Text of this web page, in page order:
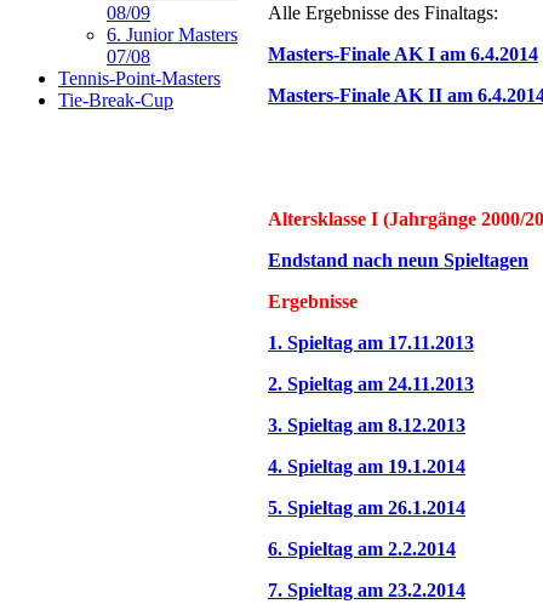
08/09
6. Junior Masters
07/08
Tennis-Point-Masters
Tie-Break-Cup
Alle Ergebnisse des Finaltags:
Masters-Finale AK I am 6.4.2014
Masters-Finale AK II am
Altersklasse I (Jahrgänge 2000/
Endstand nach neun Spieltagen
Ergebnisse
1. Spieltag am 17.11.2013
2. Spieltag am 24.11.2013
3. Spieltag am 8.12.2013
4. Spieltag am 19.1.2014
5. Spieltag am 26.1.2014
6. Spieltag am 2.2.2014
7. Spieltag am 23.2.2014